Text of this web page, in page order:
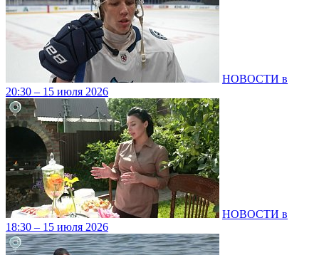
НОВОСТИ в
20:30 – 15 июля 2026
НОВОСТИ в
18:30 – 15 июля 2026